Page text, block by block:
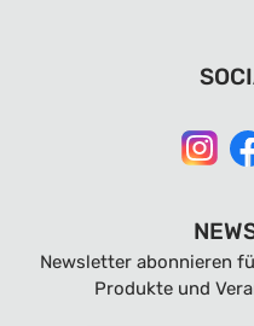
Newsletter abonnieren
Produkte und